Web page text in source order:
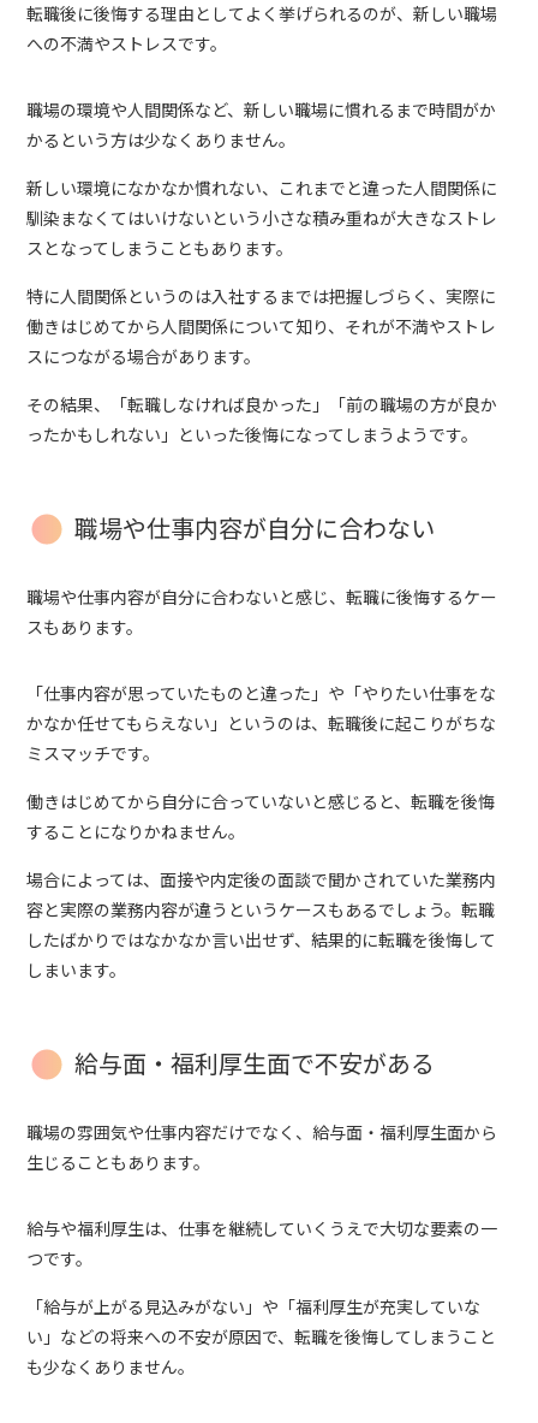
転職後に後悔する理由としてよく挙げられるのが、新しい職場
への不満やストレスです。
職場の環境や人間関係など、新しい職場に慣れるまで時間がか
かるという方は少なくありません。
新しい環境になかなか慣れない、これまでと違った人間関係に
馴染まなくてはいけないという小さな積み重ねが大きなストレ
スとなってしまうこともあります。
特に人間関係というのは入社するまでは把握しづらく、実際に
働きはじめてから人間関係について知り、それが不満やストレ
スにつながる場合があります。
その結果、「転職しなければ良かった」「前の職場の方が良か
ったかもしれない」といった後悔になってしまうようです。
職場や仕事内容が自分に合わない
職場や仕事内容が自分に合わないと感じ、転職に後悔するケー
スもあります。
「仕事内容が思っていたものと違った」や「やりたい仕事をな
かなか任せてもらえない」というのは、転職後に起こりがちな
ミスマッチです。
働きはじめてから自分に合っていないと感じると、転職を後悔
することになりかねません。
場合によっては、面接や内定後の面談で聞かされていた業務内
容と実際の業務内容が違うというケースもあるでしょう。転職
したばかりではなかなか言い出せず、結果的に転職を後悔して
しまいます。
給与面・福利厚生面で不安がある
職場の雰囲気や仕事内容だけでなく、給与面・福利厚生面から
生じることもあります。
給与や福利厚生は、仕事を継続していくうえで大切な要素の一
つです。
「給与が上がる見込みがない」や「福利厚生が充実していな
い」などの将来への不安が原因で、転職を後悔してしまうこと
も少なくありません。